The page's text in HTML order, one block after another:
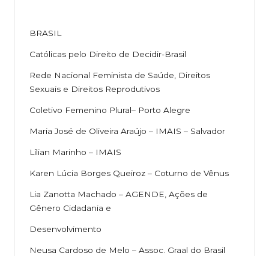
BRASIL
Católicas pelo Direito de Decidir-Brasil
Rede Nacional Feminista de Saúde, Direitos
Sexuais e Direitos Reprodutivos
Coletivo Femenino Plural– Porto Alegre
Maria José de Oliveira Araújo – IMAIS – Salvador
Lílian Marinho – IMAIS
Karen Lúcia Borges Queiroz – Coturno de Vênus
Lia Zanotta Machado – AGENDE, Ações de
Gênero Cidadania e
Desenvolvimento
Neusa Cardoso de Melo – Assoc. Graal do Brasil